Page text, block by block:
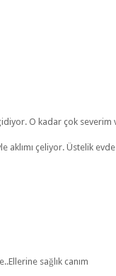
O kadar çok severim
aklımı çeliyor. Üstelik
sağlık canım